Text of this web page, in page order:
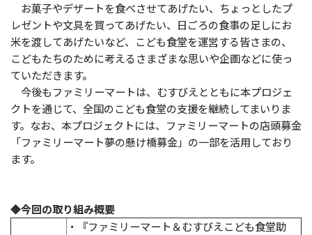
お菓子やデザートを食べさせてあげたい、ちょっとしたプ
レゼントや文具を買ってあげたい、日ごろの食事の足しにお
米を渡してあげたいなど、こども食堂を運営する皆さまの、
こどもたちのために考えるさまざまな思いや企画などに使っ
ていただきます。
今後もファミリーマートは、むすびえとともに本プロジェ
クトを通じて、全国のこども食堂の支援を継続してまいりま
す。なお、本プロジェクトには、ファミリーマートの店頭募金
「ファミリーマート夢の懸け橋募金」の一部を活用しており
ます。
◆今回の取り組み概要
・『ファミリーマート＆むすびえこども食堂助